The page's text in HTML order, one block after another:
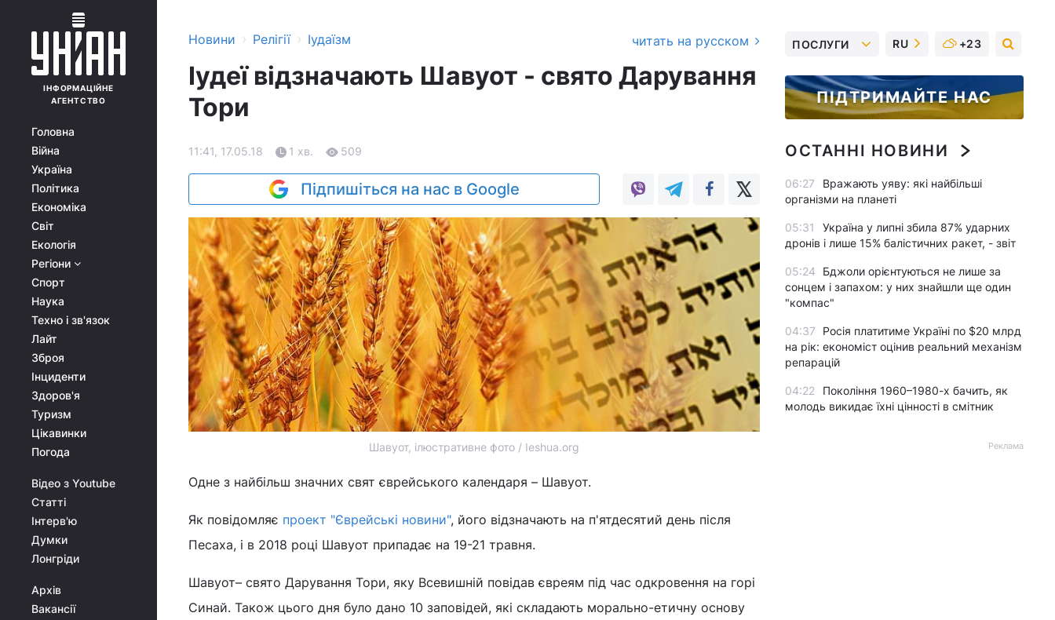
ІНФОРМАЦІЙНЕ
АГЕНТСТВО
Головна
Війна
Україна
Політика
Економіка
Світ
Екологія
Регіони
Спорт
Наука
Техно і зв'язок
Лайт
Зброя
Інциденти
Здоров'я
Туризм
Цікавинки
Погода
Відео з Youtube
Статті
Інтерв'ю
Думки
Лонгріди
Архів
Вакансії
Новини › Релігії › Іудаїзм читать на русском
Іудеї відзначають Шавуот - свято Дарування
Тори
11:41, 17.05.18 1 хв. 509
Підпишіться на нас в Google
Шавуот, ілюстративне фото / Ieshua.org
Одне з найбільш значних свят єврейського календаря – Шавуот.
Як повідомляє проект "Єврейські новини", його відзначають на п'ятдесятий день після
Песаха, і в 2018 році Шавуот припадає на 19-21 травня.
Шавуот– свято Дарування Тори, яку Всевишній повідав євреям під час одкровення на горі
Синай. Також цього дня було дано 10 заповідей, які складають морально-етичну основу
ПОСЛУГИ RU +23
ПІДТРИМАЙТЕ НАС
ОСТАННІ НОВИНИ
06:27
Вражають уяву: які найбільші
організми на планеті
05:31
Україна у липні збила 87% ударних
дронів і лише 15% балістичних ракет, - звіт
05:24
Бджоли орієнтуються не лише за
сонцем і запахом: у них знайшли ще один
"компас"
04:37
Росія платитиме Україні по $20 млрд
на рік: економіст оцінив реальний механізм
репарацій
04:22
Покоління 1960–1980-х бачить, як
молодь викидає їхні цінності в смітник
Реклама